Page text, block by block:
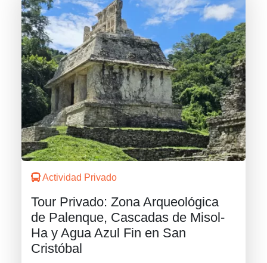
Actividad Privado
Tour Privado: Zona Arqueológica
de Palenque, Cascadas de Misol-
Ha y Agua Azul Fin en San
Cristóbal